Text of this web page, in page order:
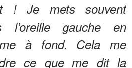
! Je mets souvent
l’oreille gauche en
à fond. Cela me
ce que me dit la